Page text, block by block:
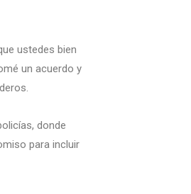
ustedes bien
un acuerdo y
donde
para incluir